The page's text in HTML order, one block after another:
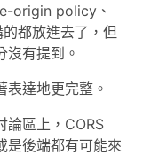
origin policy、
都放進去了，但
沒有提到。
表達地更完整。
論區上，CORS
是後端都有可能來